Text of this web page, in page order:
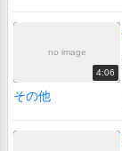
no image
4:06
その他